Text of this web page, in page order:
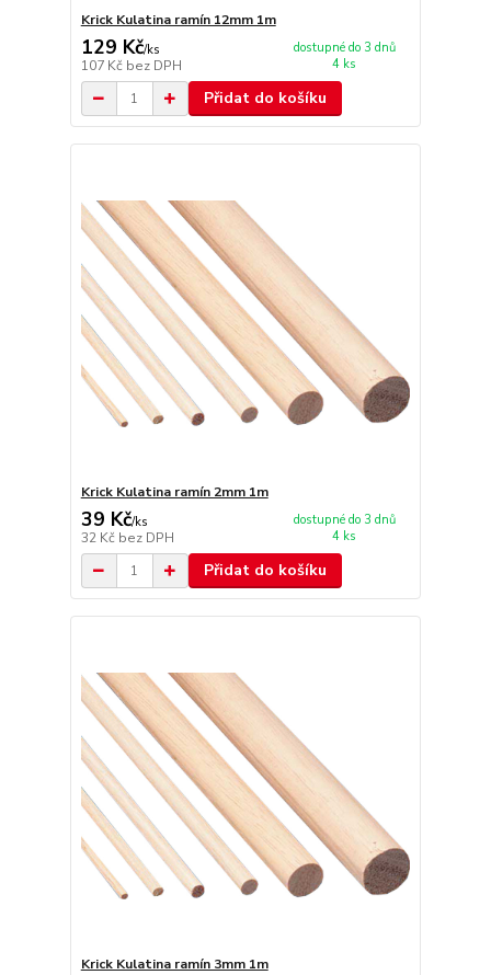
Krick Kulatina ramín 12mm 1m
129 Kč/ks
107 Kč bez DPH
dostupné do 3 dnů
4 ks
Přidat do košíku
Krick Kulatina ramín 2mm 1m
39 Kč/ks
32 Kč bez DPH
dostupné do 3 dnů
4 ks
Přidat do košíku
Krick Kulatina ramín 3mm 1m